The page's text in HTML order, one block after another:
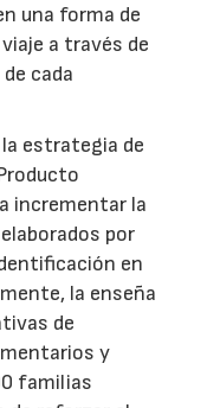
una forma de
a través de
cada
estrategia de
incrementar la
por
en
la enseña
de
y
familias